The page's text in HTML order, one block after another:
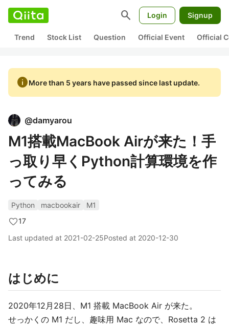
search Login Signup
Trend Stock List Question Official Event Official
infoMore than 5 years have passed since last update.
@damyarou
M1搭載MacBook Airが来た！手
っ取り早くPython計算環境を作
ってみる
Python macbookair
M1
17
Last updated at 2021-02-25Posted at 2020-12-30
はじめに
2020年12月28日、M1 搭載 MacBook Air が来た。
せっかくの M1 だし、趣味用 Mac なので、Rosetta 2 は